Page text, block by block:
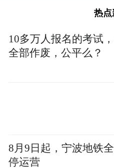
领域取得的创新性突
热点
10多万人报名的考试
全部作废，公平么？
8月9日起，宁波地铁
停运营